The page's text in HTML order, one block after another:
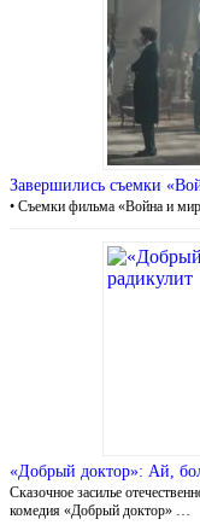
Завершились съемки
• Съемки фильма «Война и
«Добрый доктор»: Ай,
Сказочное засилье
комедия «Добрый доктор» …